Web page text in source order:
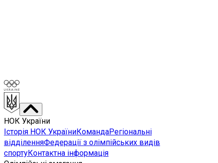
НОК України
Історія НОК УкраїниКомандаРегіональні
відділенняФедерації з олімпійських видів
спортуКонтактна інформація